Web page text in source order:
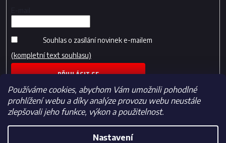
Používáme cookies, abychom Vám umožnili pohodlné
prohlížení webu a díky analýze provozu webu neustále
zlepšovali jeho funkce, výkon a použitelnost.
Nastavení
Souhlas o zasílání novinek e-mailem
(kompletní text souhlasu)
PŘIHLÁSIT SE
Vytvořil Shoptet